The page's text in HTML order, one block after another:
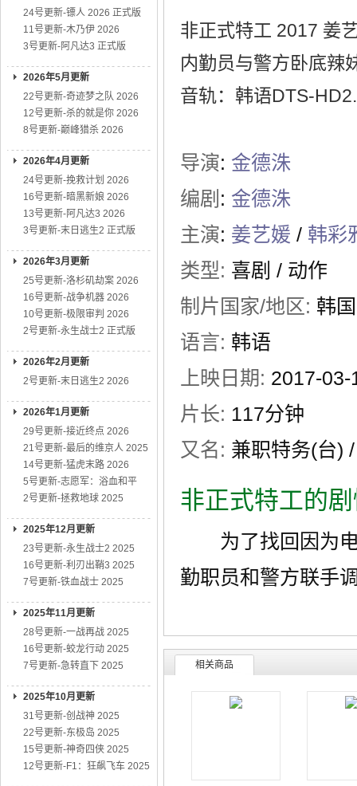
24号更新-镖人 2026 正式版
11号更新-木乃伊 2026
3号更新-阿凡达3 正式版
2026年5月更新
22号更新-奇迹梦之队 2026
12号更新-杀的就是你 2026
8号更新-巅峰猎杀 2026
2026年4月更新
24号更新-挽救计划 2026
16号更新-暗黑新娘 2026
13号更新-阿凡达3 2026
3号更新-末日逃生2 正式版
2026年3月更新
25号更新-洛杉矶劫案 2026
16号更新-战争机器 2026
10号更新-极限审判 2026
2号更新-永生战士2 正式版
2026年2月更新
2号更新-末日逃生2 2026
2026年1月更新
29号更新-接近终点 2026
21号更新-最后的维京人 2025
14号更新-猛虎末路 2026
5号更新-志愿军：浴血和平
2号更新-拯救地球 2025
2025年12月更新
23号更新-永生战士2 2025
16号更新-利刃出鞘3 2025
7号更新-铁血战士 2025
2025年11月更新
28号更新-一战再战 2025
16号更新-蛟龙行动 2025
7号更新-急转直下 2025
2025年10月更新
31号更新-创战神 2025
22号更新-东极岛 2025
15号更新-神奇四侠 2025
12号更新-F1：狂飙飞车 2025
非正式特工 2017 姜
内勤员与警方卧底辣
音轨：韩语DTS-
导演: 金德洙
编剧 : 金德洙
主演: 姜艺媛 / 韩彩
类型: 喜剧 / 动作
制片国家/地区: 韩国
语言: 韩语
上映日期: 2017-03-
片长: 117分钟
又名: 兼职特务(台)
非正式特工的
为了找回因为电
勤职员和警方联手
相关商品